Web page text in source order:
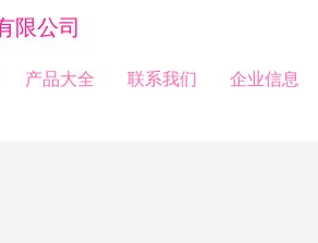
限公司
产品大全 联系我们 企业信息